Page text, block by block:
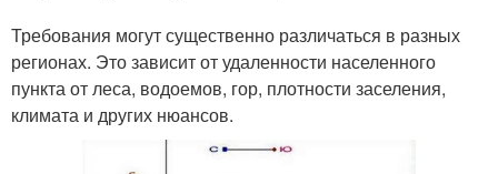
Требования могут существенно различаться в разных
регионах. Это зависит от удаленности населенного
пункта от леса, водоемов, гор, плотности заселения,
климата и других нюансов.